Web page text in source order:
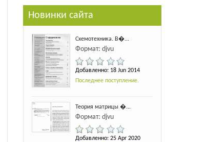
Новинки сайта
Схемотехника. В�...
Формат: djvu
Добавленно: 18 Jun 2014
Последнее поступление.
Теория матрицы �...
Формат: djvu
Добавленно: 25 Apr 2020